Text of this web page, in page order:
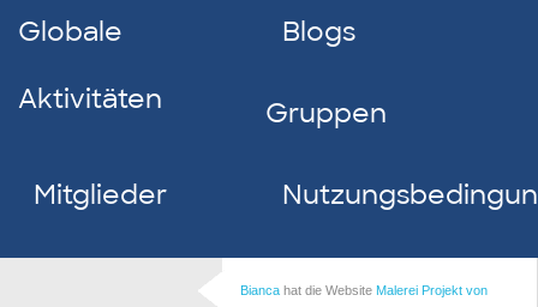
Globale
Aktivitäten
Blogs
Gruppen
Mitglieder
Bianca hat die Website Malerei Projekt von